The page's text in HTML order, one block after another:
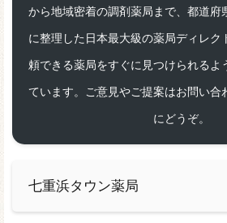
から地域密着の調剤薬局まで、都道府
に整理した日本最大級の薬局ディレク
頼できる薬局をすぐに見つけられるよ
ています。ご意見やご提案はお問い合
にどうぞ。
七重浜タウン薬局